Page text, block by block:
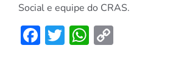
Social e equipe do CRAS.
Facebook
TwitterWhatsApp